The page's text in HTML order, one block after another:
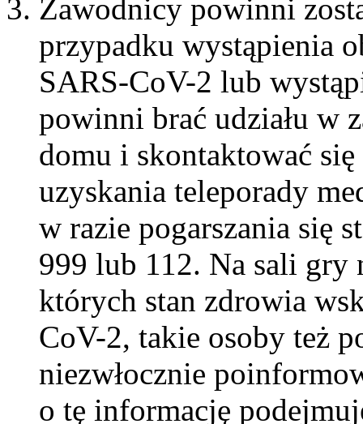
Zawodnicy powinni
przypadku wystąpienia
SARS-CoV-2 lub
powinni brać udziału w
domu i skontaktować
uzyskania teleporady
w razie pogarszania się
999 lub 112. Na sali gry
których stan zdrowia
CoV-2, takie osoby też
niezwłocznie
o tę informację